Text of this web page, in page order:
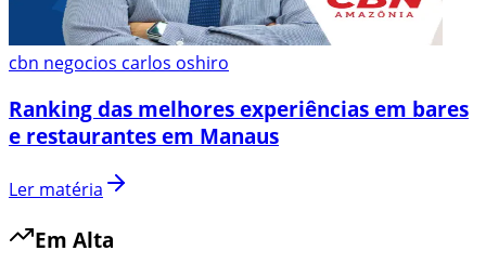
cbn negocios carlos oshiro
Ranking das melhores experiências em bares
e restaurantes em Manaus
Ler matéria
Em Alta